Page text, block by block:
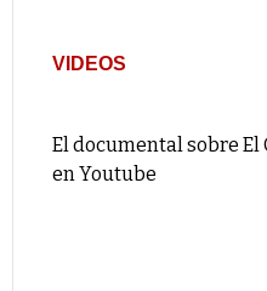
VIDEOS
El documental sobre El
en Youtube